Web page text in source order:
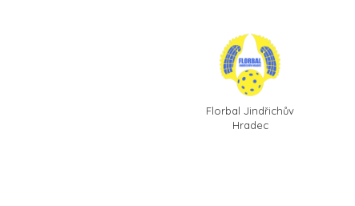
Florbal Jindřichův
Hradec